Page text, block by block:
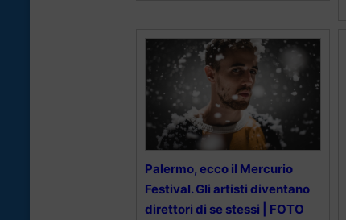
Palermo, ecco il Mercurio
Festival. Gli artisti diventano
direttori di se stessi | FOTO